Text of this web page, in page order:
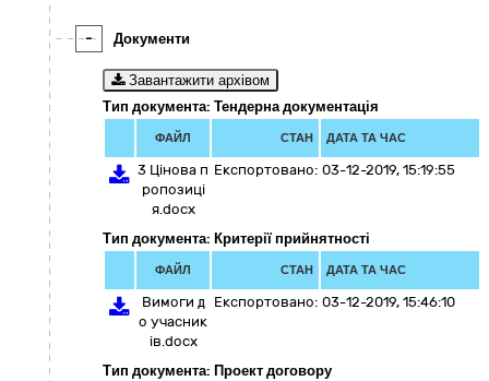
- Документи
Завантажити архівом
Тип документа: Тендерна документація
ФАЙЛ СТАН ДАТА ТА ЧАС
3 Цінова п
ропозиці
я.docx
Експортовано: 03-12-2019, 15:19:55
Тип документа: Критерії прийнятності
ФАЙЛ СТАН ДАТА ТА ЧАС
Вимоги д
о учасник
ів.docx
Експортовано: 03-12-2019, 15:46:10
Тип документа: Проект договору